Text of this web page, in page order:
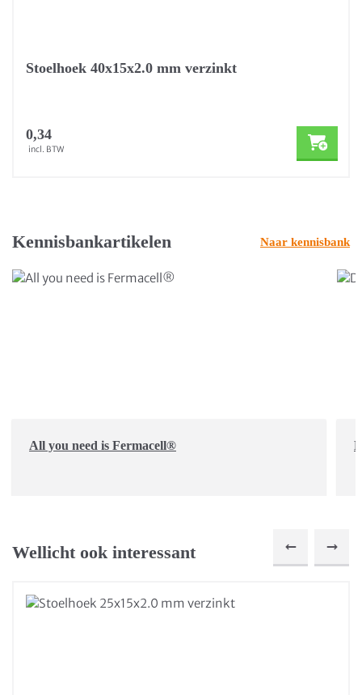
Stoelhoek 40x15x2.0 mm verzinkt
0,34
incl. BTW
Kennisbankartikelen Naar kennisbank
All you need is Fermacell®
Wellicht ook interessant